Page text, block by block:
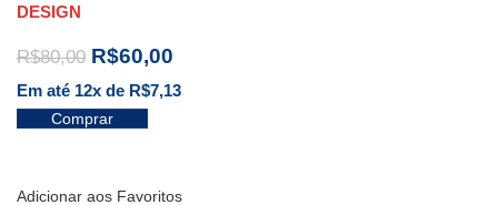
DESIGN
R$80,00 R$60,00
Em até 12x de R$7,13
Comprar
Adicionar aos Favoritos